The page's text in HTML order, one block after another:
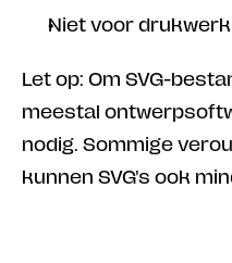
Niet voor drukwerk
Let op: Om SVG-
meestal
nodig. Sommige
kunnen SVG's ook